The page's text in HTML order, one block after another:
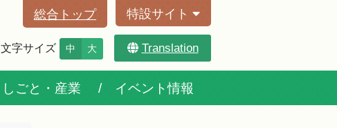
総合トップ 特設サイト
文字サイズ 中 大 Translation
しごと・産業 イベント情報